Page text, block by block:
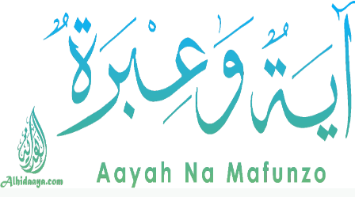
Salaf Wa Ummah Firaq-Makundi
Fiqh-Ibaadah Duaa-Adhkaar
Fataawa Za Ulamaa Kauli Za Salaf
Akhlaaq-Aadaab Raqaaiq